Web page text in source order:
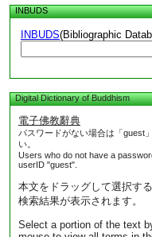
INBUDS
INBUDS(Bibliographic
Digital Dictionary of Buddhism
電子佛教辭典
パスワードがない場合は「guest
い。
Users who do not have a
userID "guest".
本文をドラッグして選択す
検索結果が表示されます。
Select a portion of the text